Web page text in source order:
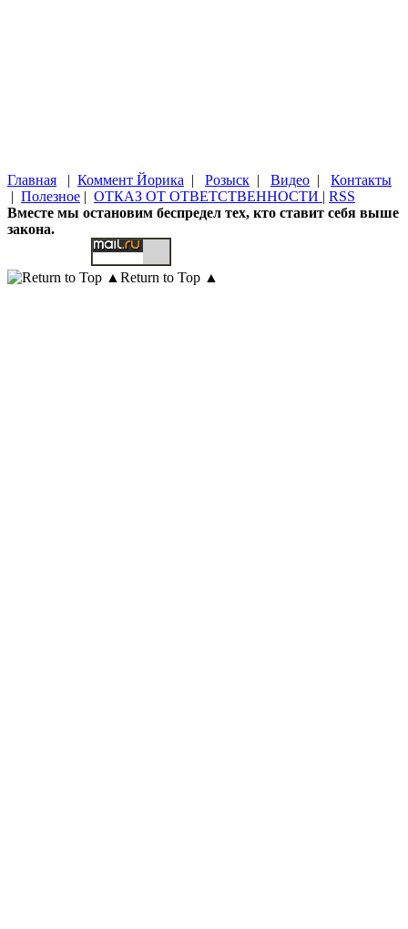
Главная | Коммент Йорика | Розыск | Видео | Контакты
| Полезное | ОТКАЗ ОТ ОТВЕТСТВЕННОСТИ | RSS
Вместе мы остановим беспредел тех, кто ставит себя выше
закона.
Return to Top ▲